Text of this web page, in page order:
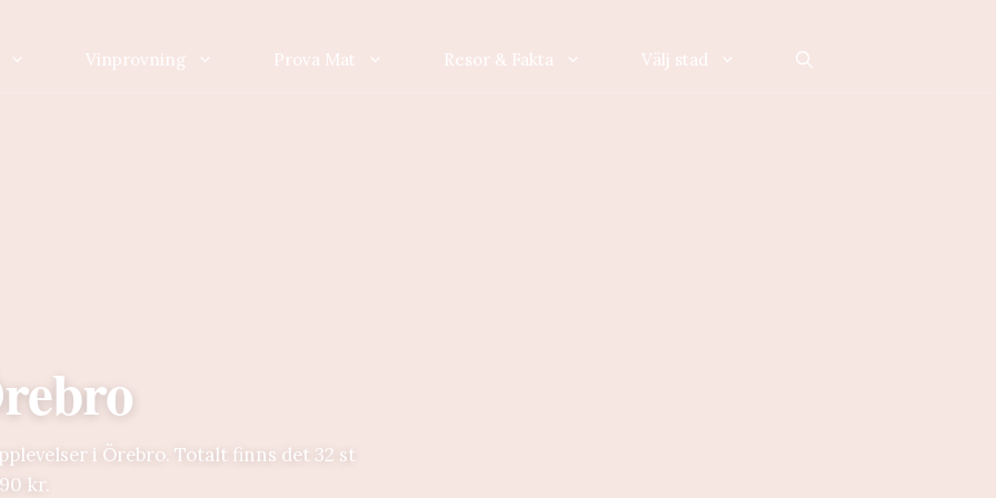
Vinprovning Prova Mat Resor & Fakta Välj stad
i Örebro. Totalt finns det 32 st
kr.